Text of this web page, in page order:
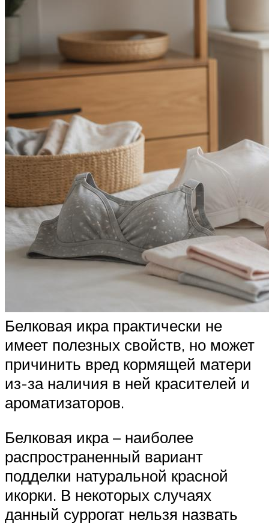
Белковая икра практически не
имеет полезных свойств, но может
причинить вред кормящей матери
из-за наличия в ней красителей и
ароматизаторов.
Белковая икра – наиболее
распространенный вариант
подделки натуральной красной
икорки. В некоторых случаях
данный суррогат нельзя назвать